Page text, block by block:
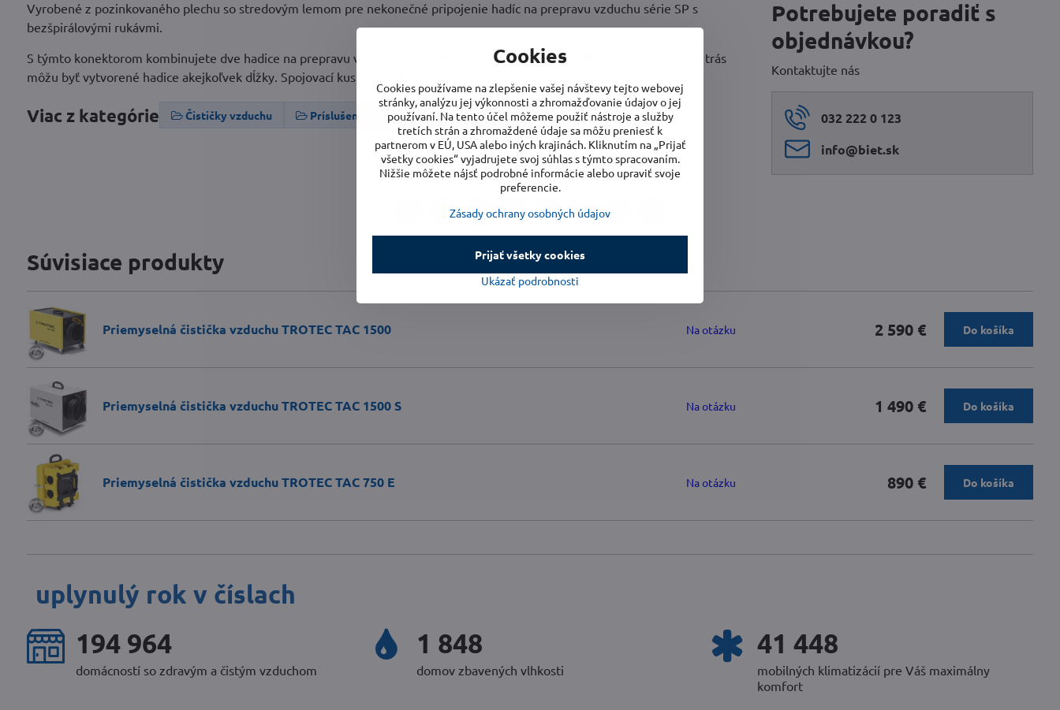
Vyrobené z pozinkovaného plechu so stredovým lemom pre nekonečné pripojenie hadíc na prepravu vzduchu série SP s
bezšpirálovými rukávmi.
S týmto konektorom kombinujete dve hadice na prepravu vzduchu série SP. Na premostenie obzvlášť dlhých dopravných trás
môžu byť vytvorené hadice akejkoľvek dĺžky. Spojovací kus je vyrobený z pozinkovaného oceľového plechu.
Viac z kategórie Čističky vzduchu Príslušenstvo Úprava vzduchu
Potrebujete poradiť s
objednávkou?
Kontaktujte nás
032 222 0 123
info​@biet​.sk
FacebookTwitterBlueskyPinterestRedditLinkedIn
Súvisiace produkty
Priemyselná čistička vzduchu TROTEC TAC 1500 Na otázku 2 590 € Do košíka
Priemyselná čistička vzduchu TROTEC TAC 1500 S Na otázku 1 490 € Do košíka
Priemyselná čistička vzduchu TROTEC TAC 750 E Na otázku 890 € Do košíka
uplynulý rok v číslach
248 136
domácností so zdravým a čistým vzduchom
2 352
domov zbavených vlhkosti
52 752
mobilných klimatizácií pre Váš maximálny
komfort
Cookies
Cookies používame na zlepšenie vašej návštevy tejto webovej
stránky, analýzu jej výkonnosti a zhromažďovanie údajov o jej
používaní. Na tento účel môžeme použiť nástroje a služby
tretích strán a zhromaždené údaje sa môžu preniesť k
partnerom v EÚ, USA alebo iných krajinách. Kliknutím na „Prijať
všetky cookies“ vyjadrujete svoj súhlas s týmto spracovaním.
Nižšie môžete nájsť podrobné informácie alebo upraviť svoje
preferencie.
Zásady ochrany osobných údajov
Ukázať podrobnosti
Prijať všetky cookies